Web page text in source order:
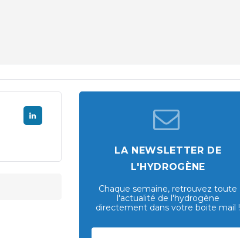
LA NEWSLETTER DE
L'HYDROGÈNE
Chaque semaine, retrouvez toute
l'actualité de l'hydrogène
directement dans votre boite mail !